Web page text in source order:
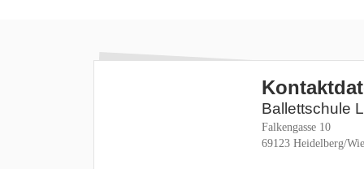
Ballettschule
Falkengasse 10
69123 Heidelberg/